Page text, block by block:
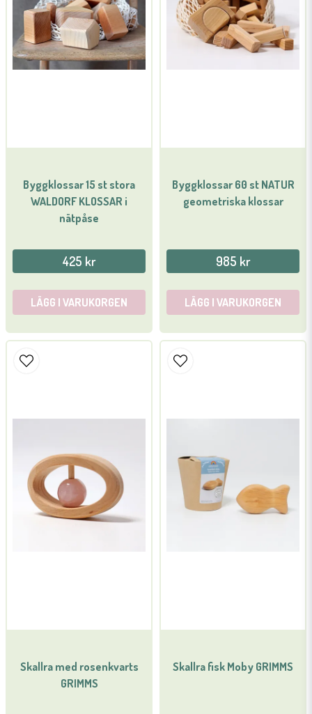
Byggklossar 15 st stora
WALDORF KLOSSAR i
nätpåse
425 kr
LÄGG I VARUKORGEN
Byggklossar 60 st NATUR
geometriska klossar
985 kr
LÄGG I VARUKORGEN
Skallra med rosenkvarts
GRIMMS
Skallra fisk Moby GRIMMS